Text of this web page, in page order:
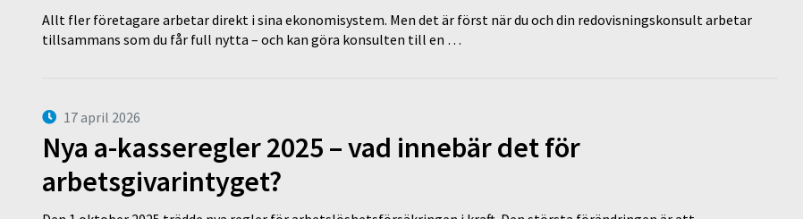
Allt fler företagare arbetar direkt i sina ekonomisystem. Men det är först när du och din redovisningskonsult arbetar
tillsammans som du får full nytta – och kan göra konsulten till en …
17 april 2026
Nya a-kasseregler 2025 – vad innebär det för
arbetsgivarintyget?